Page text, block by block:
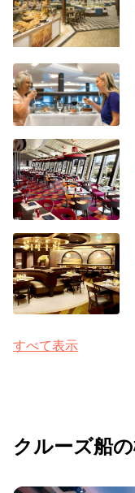
すべて表示
クルーズ船